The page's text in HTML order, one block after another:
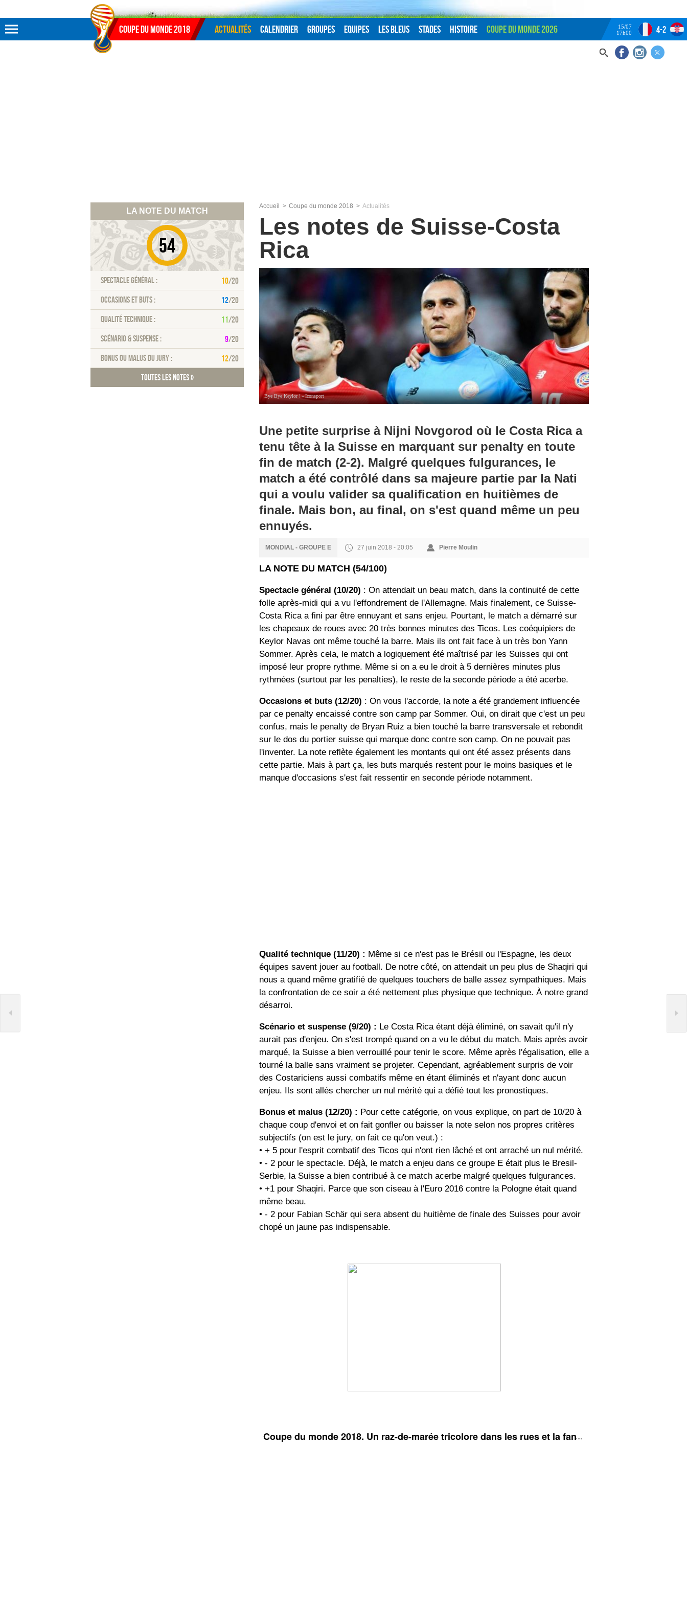
Aller au menu
Coupe du monde 2018 Actualités Calendrier Groupes Equipes Les Bleus Stades Histoire Coupe du monde 2026
15/07
17h00
4-2
LA NOTE DU MATCH
54
Spectacle général : 10/20
Occasions et buts : 12/20
Qualité technique : 11/20
Scénario & Suspense : 9/20
Bonus ou malus du jury : 12/20
Toutes les notes »
Accueil Coupe du monde 2018 Actualités
Les notes de Suisse-Costa
Rica
Bye Bye Keylor ! - Iconsport
Une petite surprise à Nijni Novgorod où le Costa Rica a
tenu tête à la Suisse en marquant sur penalty en toute
fin de match (2-2). Malgré quelques fulgurances, le
match a été contrôlé dans sa majeure partie par la Nati
qui a voulu valider sa qualification en huitièmes de
finale. Mais bon, au final, on s'est quand même un peu
ennuyés.
MONDIAL - GROUPE E 27 juin 2018 - 20:05 Pierre Moulin
LA NOTE DU MATCH (54/100)
Spectacle général (10/20) : On attendait un beau match, dans la continuité de cette
folle après-midi qui a vu l'effondrement de l'Allemagne. Mais finalement, ce Suisse-
Costa Rica a fini par être ennuyant et sans enjeu. Pourtant, le match a démarré sur
les chapeaux de roues avec 20 très bonnes minutes des Ticos. Les coéquipiers de
Keylor Navas ont même touché la barre. Mais ils ont fait face à un très bon Yann
Sommer. Après cela, le match a logiquement été maîtrisé par les Suisses qui ont
imposé leur propre rythme. Même si on a eu le droit à 5 dernières minutes plus
rythmées (surtout par les penalties), le reste de la seconde période a été acerbe.
Occasions et buts (12/20) : On vous l'accorde, la note a été grandement influencée
par ce penalty encaissé contre son camp par Sommer. Oui, on dirait que c'est un peu
confus, mais le penalty de Bryan Ruiz a bien touché la barre transversale et rebondit
sur le dos du portier suisse qui marque donc contre son camp. On ne pouvait pas
l'inventer. La note reflète également les montants qui ont été assez présents dans
cette partie. Mais à part ça, les buts marqués restent pour le moins basiques et le
manque d'occasions s'est fait ressentir en seconde période notamment.
Qualité technique (11/20) : Même si ce n'est pas le Brésil ou l'Espagne, les deux
équipes savent jouer au football. De notre côté, on attendait un peu plus de Shaqiri qui
nous a quand même gratifié de quelques touchers de balle assez sympathiques. Mais
la confrontation de ce soir a été nettement plus physique que technique. À notre grand
désarroi.
Scénario et suspense (9/20) : Le Costa Rica étant déjà éliminé, on savait qu'il n'y
aurait pas d'enjeu. On s'est trompé quand on a vu le début du match. Mais après avoir
marqué, la Suisse a bien verrouillé pour tenir le score. Même après l'égalisation, elle a
tourné la balle sans vraiment se projeter. Cependant, agréablement surpris de voir
des Costariciens aussi combatifs même en étant éliminés et n'ayant donc aucun
enjeu. Ils sont allés chercher un nul mérité qui a défié tout les pronostiques.
Bonus et malus (12/20) : Pour cette catégorie, on vous explique, on part de 10/20 à
chaque coup d'envoi et on fait gonfler ou baisser la note selon nos propres critères
subjectifs (on est le jury, on fait ce qu'on veut.) :
• + 5 pour l'esprit combatif des Ticos qui n'ont rien lâché et ont arraché un nul mérité.
• - 2 pour le spectacle. Déjà, le match a enjeu dans ce groupe E était plus le Bresil-
Serbie, la Suisse a bien contribué à ce match acerbe malgré quelques fulgurances.
• +1 pour Shaqiri. Parce que son ciseau à l'Euro 2016 contre la Pologne était quand
même beau.
• - 2 pour Fabian Schär qui sera absent du huitième de finale des Suisses pour avoir
chopé un jaune pas indispensable.
Coupe du monde 2018. Un raz-de-marée tricolore dans les rues et la fan zone